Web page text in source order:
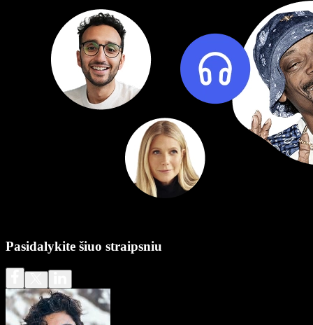
Pasidalykite šiuo straipsniu